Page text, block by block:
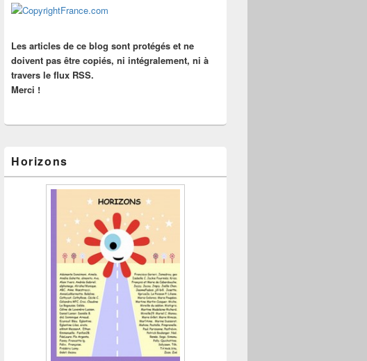
barre
latérale
Les articles de ce blog sont protégés et ne
doivent pas être copiés, ni intégralement, ni à
travers le flux RSS.
Merci !
Horizons